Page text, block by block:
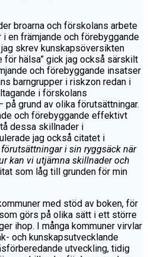
broarna och förskolans arbete
en främjande och förebyggande
skrev kunskapsöversikten
för hälsa” gick jag också särskilt
och förebyggande insatser
barngrupper i riskzon redan i
i förskolans
på grund av olika förutsättningar.
och förebyggande effektivt
dessa skillnader i
jag också citatet i
förutsättningar i sin ryggsäck när
kan vi utjämna skillnader och
som låg till grunden för min
med stöd av boken, för
görs på olika sätt i ett större
ihop. I många kommuner virvlar
och kunskapsutvecklande
utveckling, tidig